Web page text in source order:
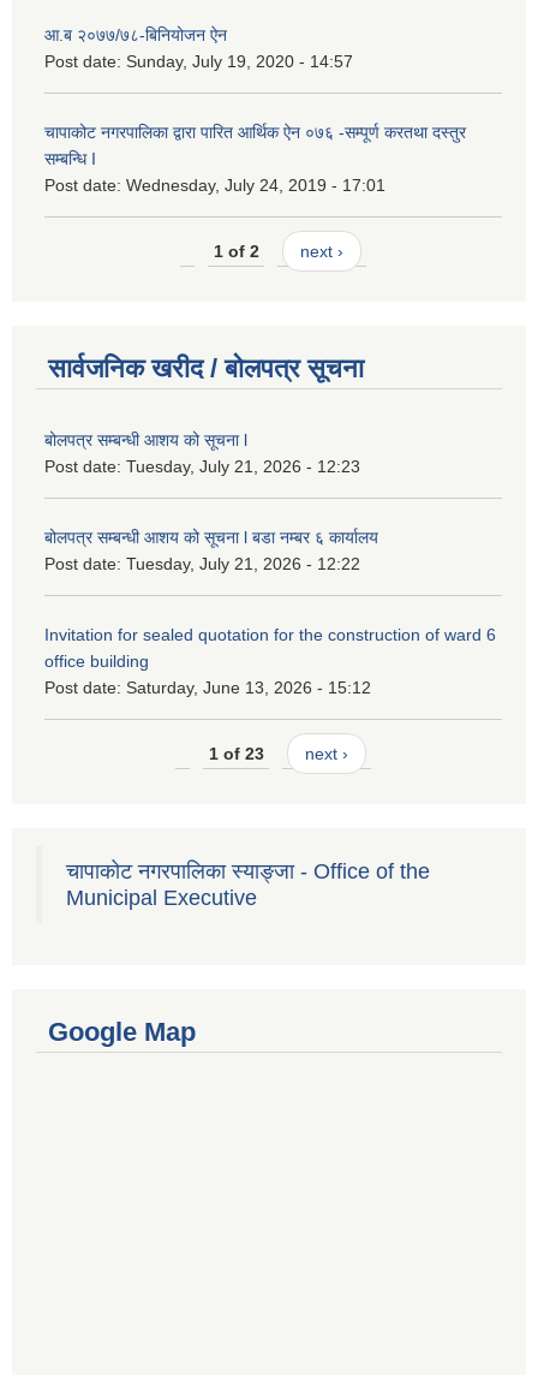
आ.ब २०७७/७८-बिनियोजन ऐन
Post date: Sunday, July 19, 2020 - 14:57
चापाकोट नगरपालिका द्वारा पारित आर्थिक ऐन ०७६ -सम्पूर्ण करतथा दस्तुर
सम्बन्धि I
Post date: Wednesday, July 24, 2019 - 17:01
1 of 2 next ›
सार्वजनिक खरीद / बोलपत्र सूचना
बोलपत्र सम्बन्धी आशय को सूचना l
Post date: Tuesday, July 21, 2026 - 12:23
बोलपत्र सम्बन्धी आशय को सूचना l बडा नम्बर ६ कार्यालय
Post date: Tuesday, July 21, 2026 - 12:22
Invitation for sealed quotation for the construction of ward 6
office building
Post date: Saturday, June 13, 2026 - 15:12
1 of 23 next ›
चापाकोट नगरपालिका स्याङ्जा - Office of the
Municipal Executive
Google Map